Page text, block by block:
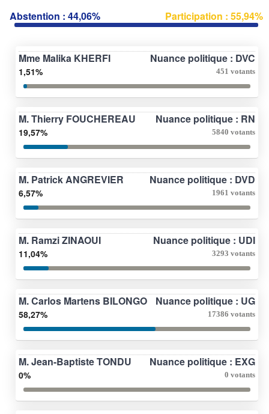
Abstention : 44,06% Participation : 55,94%
Mme Malika KHERFI Nuance politique : DVC
1,51% 451 votants
M. Thierry FOUCHEREAU Nuance politique : RN
19,57% 5840 votants
M. Patrick ANGREVIER Nuance politique : DVD
6,57% 1961 votants
M. Ramzi ZINAOUI Nuance politique : UDI
11,04% 3293 votants
M. Carlos Martens BILONGO Nuance politique : UG
58,27% 17386 votants
M. Jean-Baptiste TONDU Nuance politique : EXG
0% 0 votants